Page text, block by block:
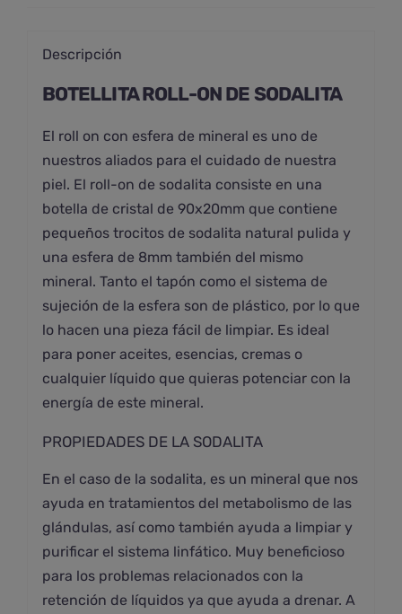
Descripción
BOTELLITA ROLL-ON DE SODALITA
El roll on con esfera de mineral es uno de
nuestros aliados para el cuidado de nuestra
piel. El roll-on de sodalita consiste en una
botella de cristal de 90x20mm que contiene
pequeños trocitos de sodalita natural pulida y
una esfera de 8mm también del mismo
mineral. Tanto el tapón como el sistema de
sujeción de la esfera son de plástico, por lo que
lo hacen una pieza fácil de limpiar. Es ideal
para poner aceites, esencias, cremas o
cualquier líquido que quieras potenciar con la
energía de este mineral.
PROPIEDADES DE LA SODALITA
En el caso de la sodalita, es un mineral que nos
ayuda en tratamientos del metabolismo de las
glándulas, así como también ayuda a limpiar y
purificar el sistema linfático. Muy beneficioso
para los problemas relacionados con la
retención de líquidos ya que ayuda a drenar. A